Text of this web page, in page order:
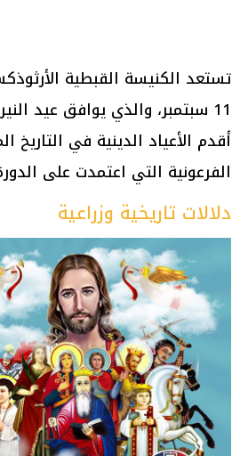
تستعد الكنيسة القبطية
11 سبتمبر، والذي يوافق عيد
أقدم الأعياد الدينية في
الفرعونية التي اعتمدت على
دلالات تاريخية وزراعية